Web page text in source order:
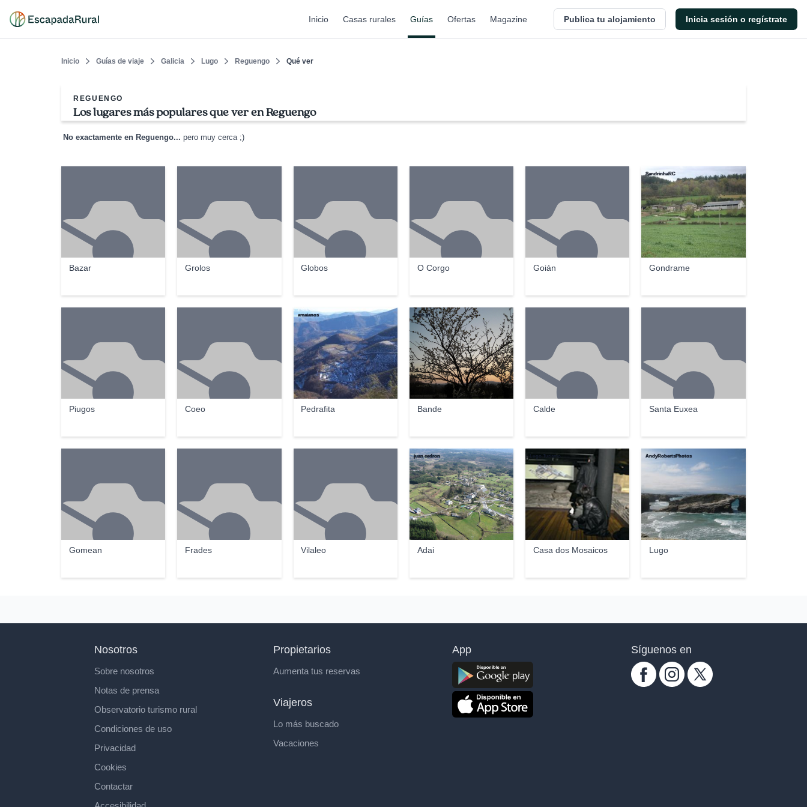
Inicio Casas rurales Guías Ofertas Magazine Publica tu alojamiento Inicia sesión o regístrate
Inicio Guías de viaje Galicia Lugo Reguengo Qué ver
REGUENGO
Los lugares más populares que ver en Reguengo
No exactamente en Reguengo... pero muy cerca ;)
Bazar Grolos Globos O Corgo Goián Gondrame
SandrinhaRC
Piugos Coeo Pedrafita
amaianos
Bande
Pach.jrt
Calde Santa Euxea
Gomean Frades Vilaleo Adai
juan cedron
Casa dos Mosaicos
Lugo Turismo
Lugo
AndyRobertsPhotos
Nosotros
Sobre nosotros
Notas de prensa
Observatorio turismo rural
Condiciones de uso
Privacidad
Cookies
Contactar
Propietarios
Aumenta tus reservas
Viajeros
Lo más buscado
Vacaciones
App Síguenos en